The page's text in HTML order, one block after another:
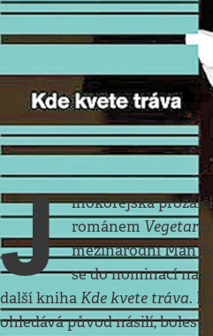
Kde kvete
Han Kang
Zdeněk Staszek
J
ihokorejská
románem
mezinárodní Man
se do nominací na
další knihaKde kvete tráva.
ohledává původ násilí, bolesti